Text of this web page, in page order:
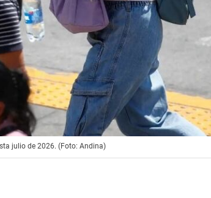
julio de 2026. (Foto: Andina)